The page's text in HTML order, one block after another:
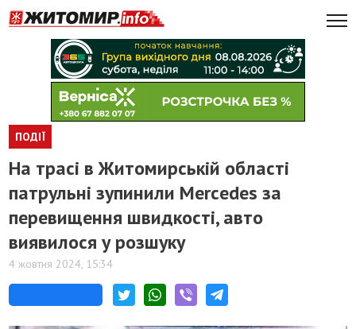
ПОДІЇ
На трасі в Житомирській області
патрульні зупинили Mercedes за
перевищення швидкості, авто
виявилося у розшуку
4 жовтня 2024, 15:34